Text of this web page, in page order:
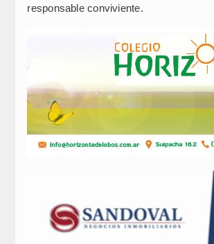
responsable conviviente.